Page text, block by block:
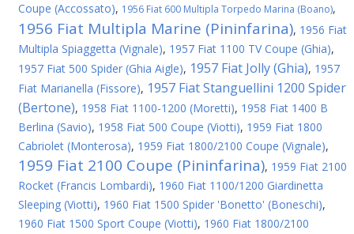
Coupe (Accossato), 1956 Fiat 600 Multipla Torpedo Marina (Boano),
1956 Fiat Multipla Marine (Pininfarina), 1956 Fiat
Multipla Spiaggetta (Vignale), 1957 Fiat 1100 TV Coupe (Ghia),
1957 Fiat 500 Spider (Ghia Aigle), 1957 Fiat Jolly (Ghia), 1957
Fiat Marianella (Fissore), 1957 Fiat Stanguellini 1200 Spider
(Bertone), 1958 Fiat 1100-1200 (Moretti), 1958 Fiat 1400 B
Berlina (Savio), 1958 Fiat 500 Coupe (Viotti), 1959 Fiat 1800
Cabriolet (Monterosa), 1959 Fiat 1800/2100 Coupe (Vignale),
1959 Fiat 2100 Coupe (Pininfarina), 1959 Fiat 2100
Rocket (Francis Lombardi), 1960 Fiat 1100/1200 Giardinetta
Sleeping (Viotti), 1960 Fiat 1500 Spider 'Bonetto' (Boneschi),
1960 Fiat 1500 Sport Coupe (Viotti), 1960 Fiat 1800/2100